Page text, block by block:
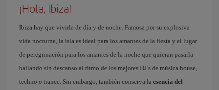
¡Hola, Ibiza!
Ibiza hay que vivirla de día y de noche. Famosa por su explosiva
vida nocturna, la isla es ideal para los amantes de la fiesta y el lugar
de peregrinación para los amantes de la noche que quieran pasarla
bailando sin descanso al ritmo de los mejores DJ’s de música house,
techno o trance. Sin embargo, también conserva la esencia del